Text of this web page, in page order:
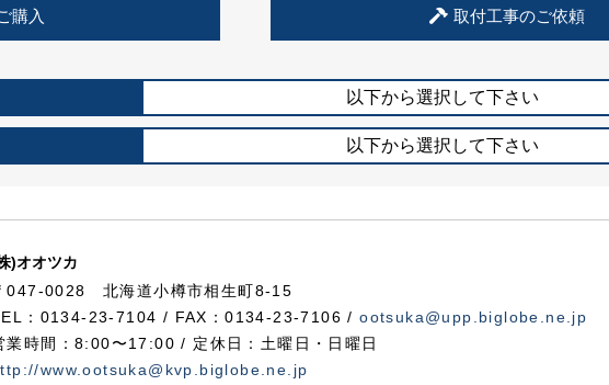
住宅使用部材標準化推進協議会
購入 取付工事のご依頼
以下から選択して下さい
以下から選択して下さい
)オオツカ
047-0028 北海道小樽市相生町8-15
：0134-23-7104 / FAX：0134-23-7106 /ootsuka@upp.biglobe.ne.jp
業時間：8:00〜17:00 / 定休日：土曜日・日曜日
www.ootsuka@kvp.biglobe.ne.jp